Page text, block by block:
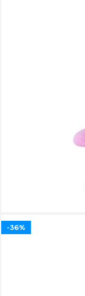
-36%